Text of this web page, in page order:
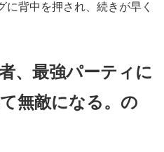
に背中を押され、続きが早く
、最強パーティに
無敵になる。の